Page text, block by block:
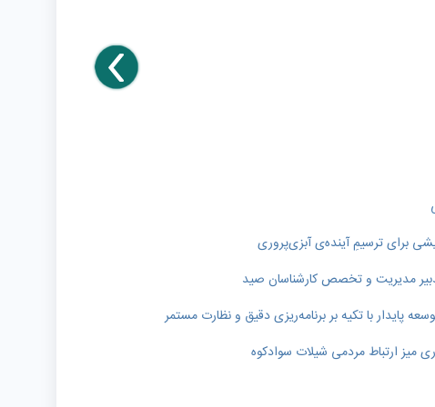
برای ترسیمِ آینده‌ی آبزی‌پروری
مدیریت و تخصص کارشناسان صید
پایدار با تکیه بر برنامه‌ریزی دقیق و نظارت مستمر
میز ارتباط مردمی شیلات سوادکوه